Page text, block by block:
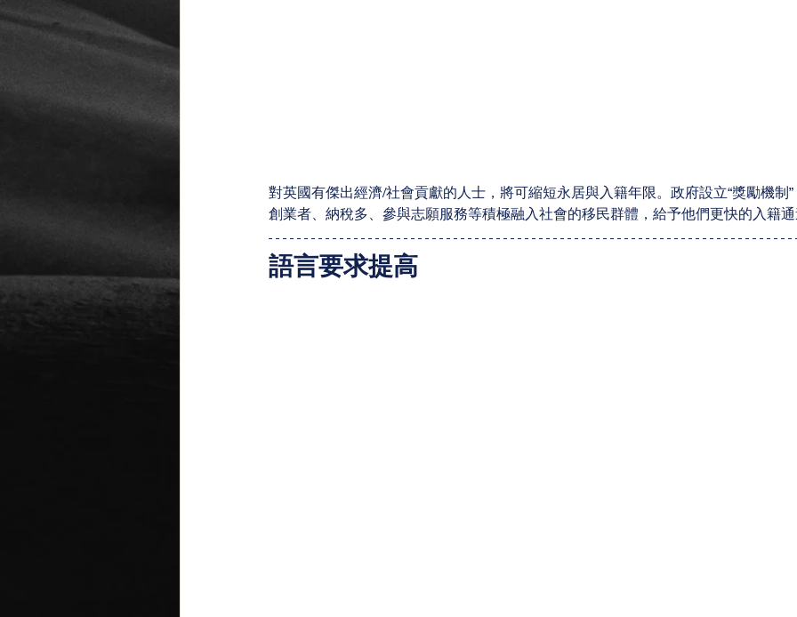
對英國有傑出經濟/社會貢獻的人士，將可縮短永居與入籍年限。政府設立“獎勵機制
創業者、納稅多、參與志願服務等積極融入社會的移民群體，給予他們更快的入籍
語言要求提高